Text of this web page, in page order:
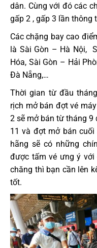
dân. Cùng với đó các
gấp 2 , gấp 3 lần thông
Các chặng bay cao
là Sài Gòn – Hà Nội,
Hóa, Sài Gòn – Hải
Đà Nẵng,…
Thời gian từ đầu
rịch mở bán đợt vé
2 sẽ mở bán từ tháng 9
11 và đợt mở bán
hãng sẽ có những
được tấm vé ưng ý
chăng thì bạn cần lên
tốt.